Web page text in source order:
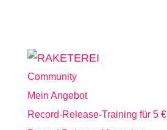
Community
Mein Angebot
Record-Release-Training für 5 €